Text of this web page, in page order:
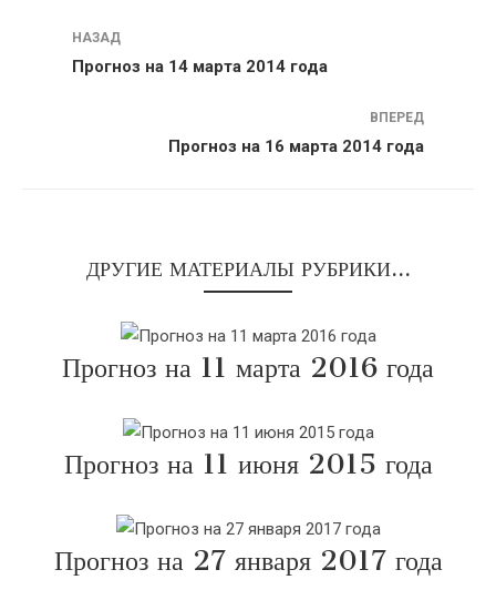
Навигация
НАЗАД
Прогноз на 14 марта 2014 года
ВПЕРЕД
Прогноз на 16 марта 2014 года
ДРУГИЕ МАТЕРИАЛЫ РУБРИКИ...
Прогноз на 11 марта 2016 года
Прогноз на 11 июня 2015 года
Прогноз на 27 января 2017 года